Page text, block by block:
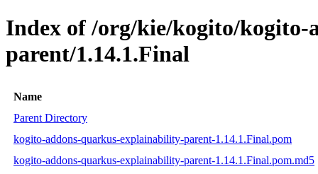
Index of /org/kie/kogito/
parent/1.14.1.Final
Name
Parent Directory
kogito-addons-quarkus-explainability-parent-1.14.1.Final.pom
kogito-addons-quarkus-explainability-parent-1.14.1.Final.pom.md5